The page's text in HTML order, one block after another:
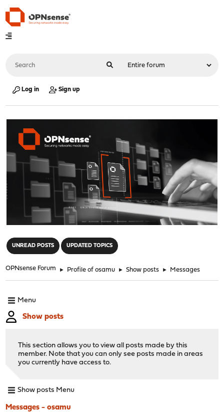
Log in Sign up
UNREAD POSTS UPDATED TOPICS
OPNsense Forum ► Profile of osamu ► Show posts ► Messages
Menu
Show posts
This section allows you to view all posts made by this
member. Note that you can only see posts made in areas
you currently have access to.
Show posts Menu
Messages - osamu